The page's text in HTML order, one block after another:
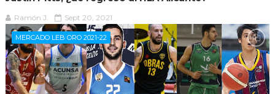
Ramón J. Sept 20, 2021
MERCADO LEB ORO 2021-22